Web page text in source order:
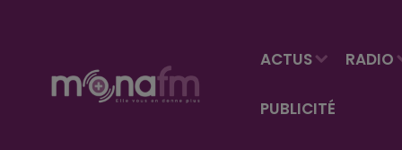
ACTUS RADIO
PUBLICITÉ